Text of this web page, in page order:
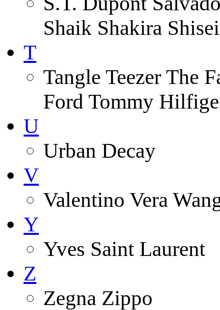
Shaik Shakira
T
Tangle Teezer The
Ford Tommy
U
Urban Decay
V
Valentino Vera
Y
Yves Saint Laurent
Z
Zegna Zippo